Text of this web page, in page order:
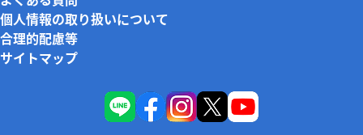
個人情報の取り扱いについて
合理的配慮等
サイトマップ